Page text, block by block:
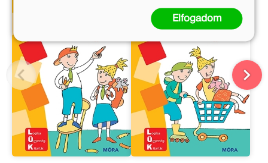
Elfogadom